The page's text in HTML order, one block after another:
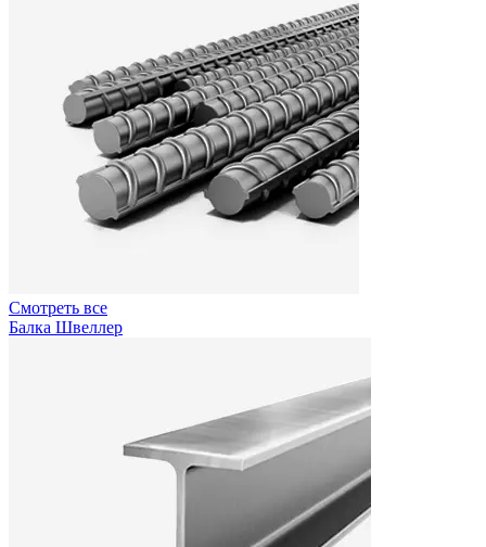
Смотреть все
Балка Швеллер